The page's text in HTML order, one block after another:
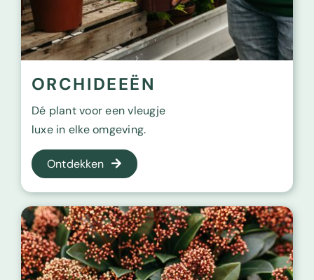
ORCHIDEEËN
Dé plant voor een vleugje
luxe in elke omgeving.
Ontdekken